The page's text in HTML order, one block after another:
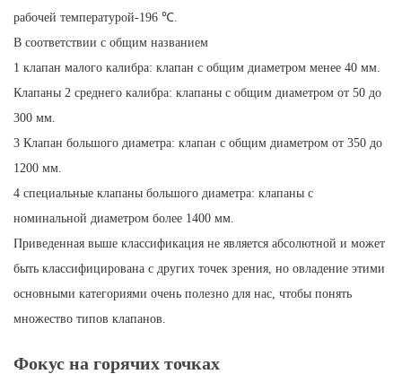
рабочей температурой-196 ℃.
В соответствии с общим названием
1 клапан малого калибра: клапан с общим диаметром менее 40 мм.
Клапаны 2 среднего калибра: клапаны с общим диаметром от 50 до
300 мм.
3 Клапан большого диаметра: клапан с общим диаметром от 350 до
1200 мм.
4 специальные клапаны большого диаметра: клапаны с
номинальной диаметром более 1400 мм.
Приведенная выше классификация не является абсолютной и может
быть классифицирована с других точек зрения, но овладение этими
основными категориями очень полезно для нас, чтобы понять
множество типов клапанов.
Фокус на горячих точках